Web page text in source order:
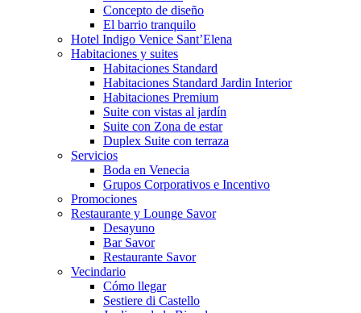
Concepto de diseño
El barrio tranquilo
Hotel Indigo Venice Sant’Elena
Habitaciones y suites
Habitaciones Standard
Habitaciones Standard Jardin Interior
Habitaciones Premium
Suite con vistas al jardín
Suite con Zona de estar
Duplex Suite con terraza
Servicios
Boda en Venecia
Grupos Corporativos e Incentivo
Promociones
Restaurante y Lounge Savor
Desayuno
Bar Savor
Restaurante Savor
Vecindario
Cómo llegar
Sestiere di Castello